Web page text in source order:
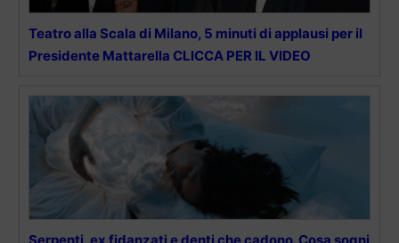
Teatro alla Scala di Milano, 5 minuti di applausi per il
Presidente Mattarella CLICCA PER IL VIDEO